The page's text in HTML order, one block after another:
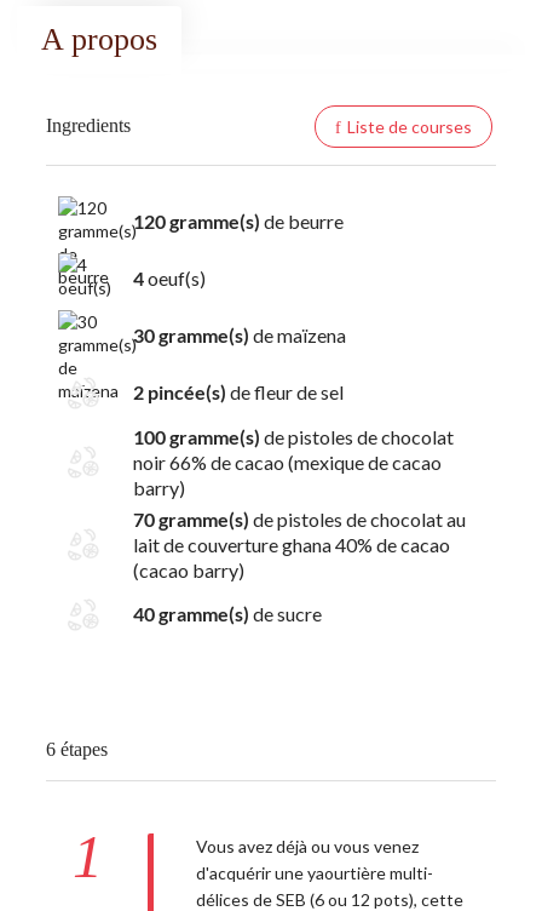
A propos
Ingredients Liste de courses
120 gramme(s) de beurre
4oeuf(s)
30 gramme(s) de maïzena
2 pincée(s) de fleur de sel
100 gramme(s) de pistoles de chocolat
noir 66% de cacao (mexique de cacao
barry)
70 gramme(s) de pistoles de chocolat au
lait de couverture ghana 40% de cacao
(cacao barry)
40 gramme(s) de sucre
6 étapes
1
Vous avez déjà ou vous venez
d'acquérir une yaourtière multi-
délices de SEB (6 ou 12 pots), cette